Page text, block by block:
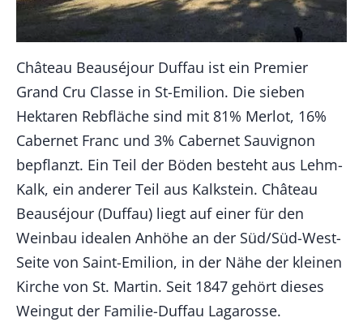
Château Beauséjour Duffau ist ein Premier
Grand Cru Classe in St-Emilion. Die sieben
Hektaren Rebfläche sind mit 81% Merlot, 16%
Cabernet Franc und 3% Cabernet Sauvignon
bepflanzt. Ein Teil der Böden besteht aus Lehm-
Kalk, ein anderer Teil aus Kalkstein. Château
Beauséjour (Duffau) liegt auf einer für den
Weinbau idealen Anhöhe an der Süd/Süd-West-
Seite von Saint-Emilion, in der Nähe der kleinen
Kirche von St. Martin. Seit 1847 gehört dieses
Weingut der Familie-Duffau Lagarosse.